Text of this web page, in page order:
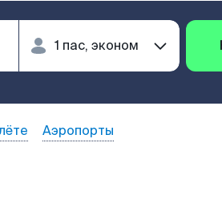
Аэропорты